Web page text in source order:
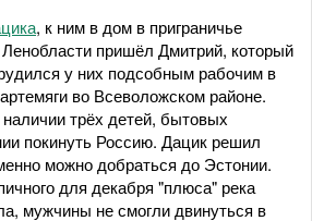
, к ним в дом в приграничье
пришёл Дмитрий, который
у них подсобным рабочим в
во Всеволожском районе.
трёх детей, бытовых
покинуть Россию. Дацик решил
можно добраться до Эстонии.
для декабря "плюса" река
мужчины не смогли двинуться в